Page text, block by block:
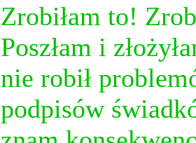
Zrobiłam to!
Poszłam i
nie robił
podpisów